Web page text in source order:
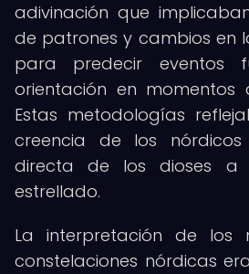
adivinación que
de patrones y cambios en
para predecir eventos
orientación en momentos
Estas metodologías
creencia de los
directa de los dioses a
estrellado.
La interpretación de los
constelaciones nórdicas